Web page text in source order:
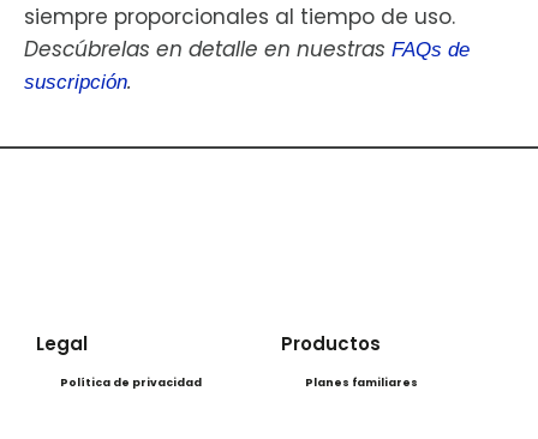
siempre proporcionales al tiempo de uso.
Descúbrelas en detalle en nuestras FAQs de
suscripción.
Legal
Política de privacidad
Productos
Planes familiares